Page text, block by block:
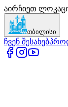
აირჩიეთ
თბილისი
ჩვენ შესახებ